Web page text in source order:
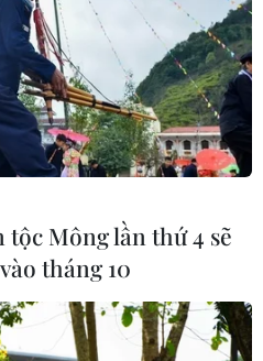
tộc Mông lần thứ 4 sẽ
tháng 10